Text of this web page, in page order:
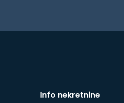
Info nekretnine